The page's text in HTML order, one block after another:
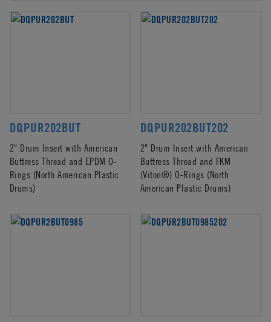
DQPUR202BUT
2" Drum Insert with American
Buttress Thread and EPDM O-
Rings (North American Plastic
Drums)
DQPUR202BUT202
2" Drum Insert with American
Buttress Thread and FKM
(Viton®) O-Rings (North
American Plastic Drums)